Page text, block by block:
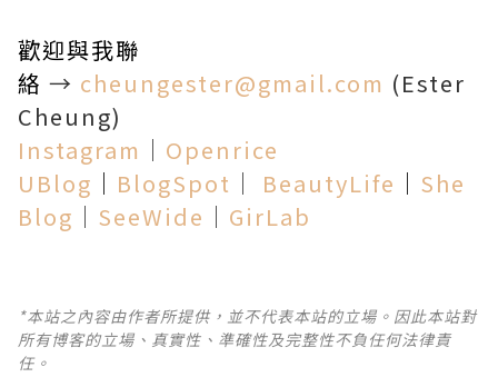
歡迎與我聯
絡 → cheungester@gmail.com (Ester
Cheung)
Instagram │ Openrice
UBlog │ BlogSpot │ BeautyLife │ She
Blog │ SeeWide │ GirLab
*本站之內容由作者所提供，並不代表本站的立場。因此本站對
所有博客的立場、真實性、準確性及完整性不負任何法律責
任。